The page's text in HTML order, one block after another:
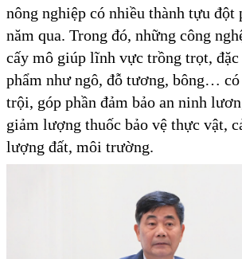
nông nghiệp có nhiều thành tựu đột
năm qua. Trong đó, những công
cấy mô giúp lĩnh vực trồng trọt, đặc
phẩm như ngô, đỗ tương, bông…
trội, góp phần đảm bảo an ninh
giảm lượng thuốc bảo vệ thực vật,
lượng đất, môi trường.